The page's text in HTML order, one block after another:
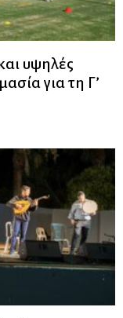
υψηλές
για τη Γ’